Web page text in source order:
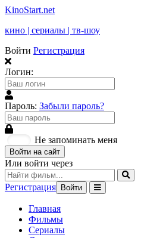
KinoStart.net
кино | сериалы | тв-шоу
Войти Регистрация
Логин:
Пароль: Забыли пароль?
Не запоминать меня
Войти на сайт
Или войти через
Регистрация Войти
Главная
Фильмы
Сериалы